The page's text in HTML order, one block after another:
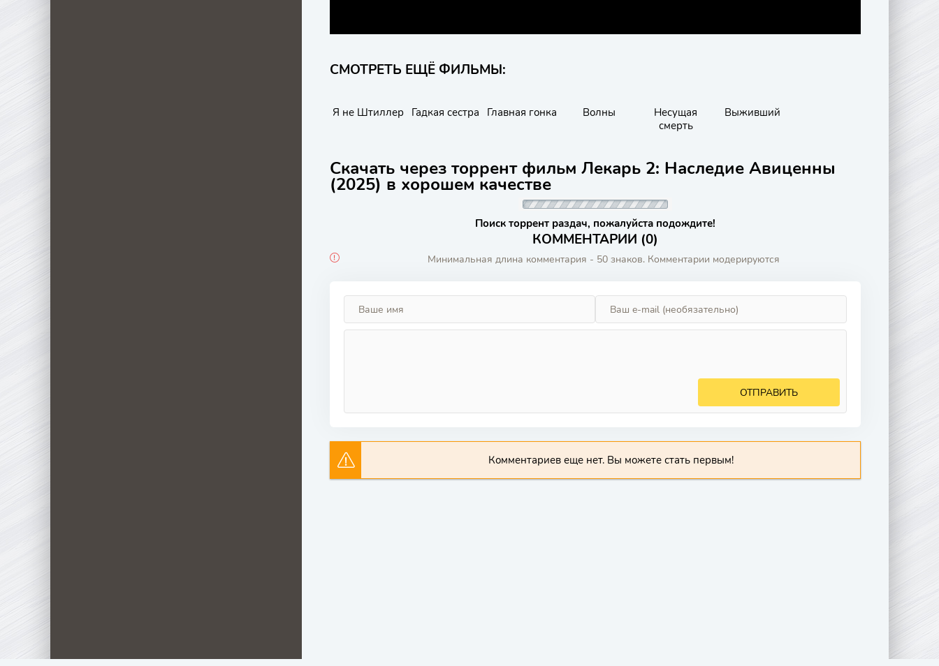
СМОТРЕТЬ ЕЩЁ ФИЛЬМЫ:
Я не Штиллер Гадкая сестра Главная гонка Волны
Несущая
смерть
Выживший
Скачать через торрент фильм Лекарь 2: Наследие Авиценны
(2025) в хорошем качестве
Поиск торрент раздач, пожалуйста подождите!
КОММЕНТАРИИ (0)
Минимальная длина комментария - 50 знаков. Комментарии модерируются
ОТПРАВИТЬ
Комментариев еще нет. Вы можете стать первым!